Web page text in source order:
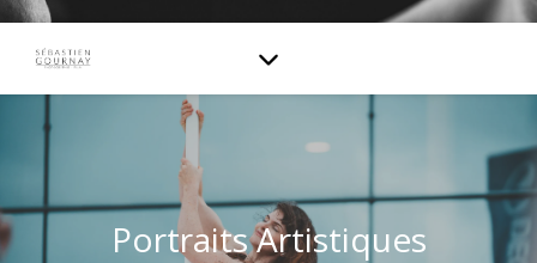
Portraits Artistiques